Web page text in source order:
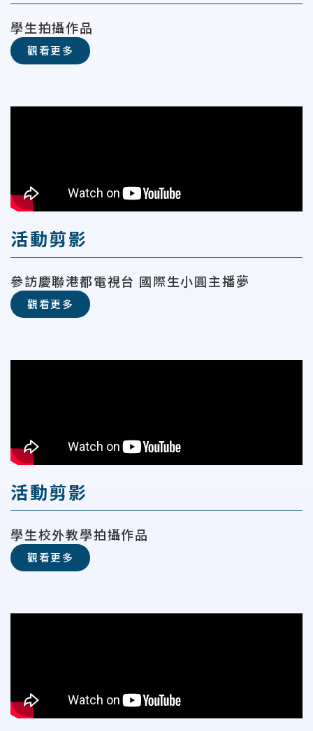
學生拍攝作品
觀看更多
活動剪影
參訪慶聯港都電視台 國際生小圓主播夢
觀看更多
活動剪影
學生校外教學拍攝作品
觀看更多